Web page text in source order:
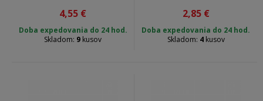
4,55 €
Doba expedovania do 24 hod.
Skladom: 9 kusov
2,85 €
Doba expedovania do 24 hod.
Skladom: 4kusov